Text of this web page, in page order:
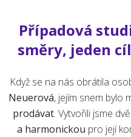
Případová
směry, jeden
Když se na nás obrátila
Neuerová, jejím snem bylo
prodávat. Vytvořili jsme
a harmonickou pro její